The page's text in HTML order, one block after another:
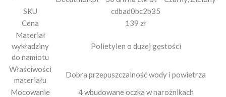
SKU
cdbad0bc2b35
Cena
139 zł
Materiał
wykładziny
do namiotu
Polietylen o dużej gęstości
Właściwości
materiału
Dobra przepuszczalność wody i powietrza
Mocowanie
4 wbudowane oczka w narożnikach